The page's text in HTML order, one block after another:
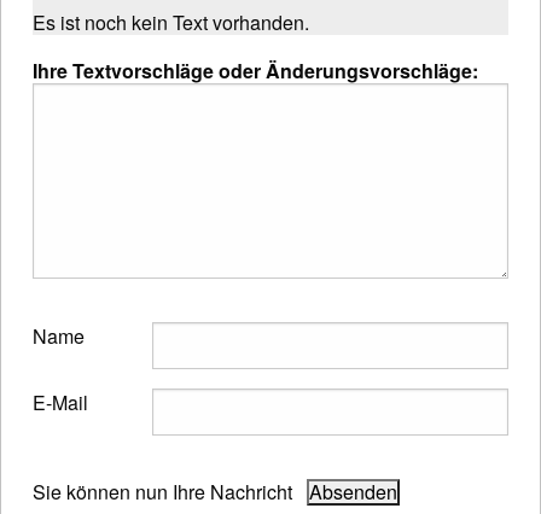
Es ist noch kein Text vorhanden.
Ihre Textvorschläge oder Änderungsvorschläge:
Name
E-Mail
Sie können nun Ihre Nachricht